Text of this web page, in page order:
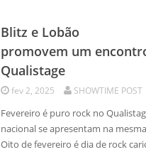
Blitz e Lobão
promovem um
Qualistage
fev 2, 2025 SHOWTIME POST
Fevereiro é puro rock no
nacional se apresentam na
Oito de fevereiro é dia de rock